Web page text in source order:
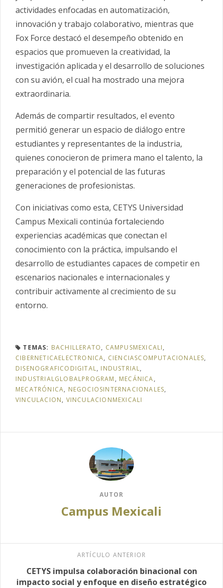
actividades enfocadas en automatización,
innovación y trabajo colaborativo, mientras que
Fox Force destacó el desempeño obtenido en
espacios que promueven la creatividad, la
investigación aplicada y el desarrollo de soluciones
con su avión, el cual ha mostrado una mejora
extraordinaria.
Además de compartir resultados, el evento
permitió generar un espacio de diálogo entre
estudiantes y representantes de la industria,
quienes conocieron de primera mano el talento, la
preparación y el potencial de las futuras
generaciones de profesionistas.
Con iniciativas como esta, CETYS Universidad
Campus Mexicali continúa fortaleciendo
experiencias académicas que conectan el
conocimiento con la práctica, impulsando el
desarrollo de estudiantes capaces de competir en
escenarios nacionales e internacionales y
contribuir activamente al crecimiento de su
entorno.
TEMAS: BACHILLERATO, CAMPUSMEXICALI,
CIBERNETICAELECTRONICA, CIENCIASCOMPUTACIONALES,
DISENOGRAFICODIGITAL, INDUSTRIAL,
INDUSTRIALGLOBALPROGRAM , MECÁNICA,
MECATRÓNICA, NEGOCIOSINTERNACIONALES,
VINCULACION, VINCULACIONMEXICALI
AUTOR
Campus Mexicali
ARTÍCULO ANTERIOR
CETYS impulsa colaboración binacional con
impacto social y enfoque en diseño estratégico